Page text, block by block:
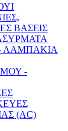
ΒΑΣΕΙΣ
ΛΑΜΠΑΚΙΑ
-
(AC)